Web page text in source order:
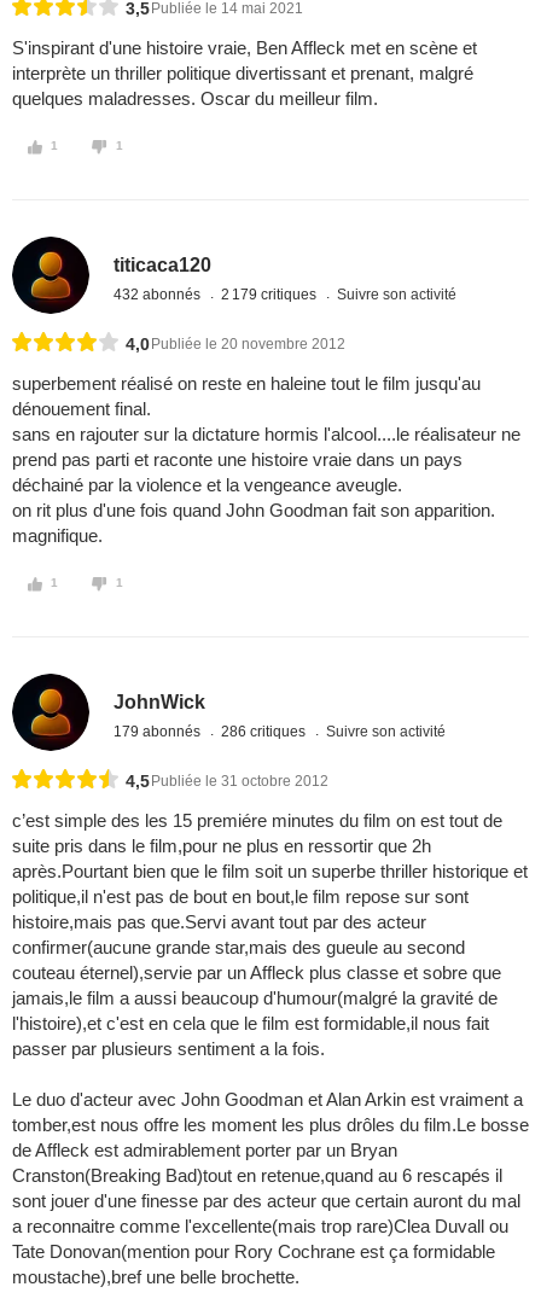
3,5 Publiée le 14 mai 2021
S'inspirant d'une histoire vraie, Ben Affleck met en scène et
interprète un thriller politique divertissant et prenant, malgré
quelques maladresses. Oscar du meilleur film.
1 1
titicaca120
432 abonnés 2 179 critiques Suivre son activité
4,0 Publiée le 20 novembre 2012
superbement réalisé on reste en haleine tout le film jusqu'au
dénouement final.
sans en rajouter sur la dictature hormis l'alcool....le réalisateur ne
prend pas parti et raconte une histoire vraie dans un pays
déchainé par la violence et la vengeance aveugle.
on rit plus d'une fois quand John Goodman fait son apparition.
magnifique.
1 1
JohnWick
179 abonnés 286 critiques Suivre son activité
4,5 Publiée le 31 octobre 2012
c’est simple des les 15 premiére minutes du film on est tout de
suite pris dans le film,pour ne plus en ressortir que 2h
après.Pourtant bien que le film soit un superbe thriller historique et
politique,il n'est pas de bout en bout,le film repose sur sont
histoire,mais pas que.Servi avant tout par des acteur
confirmer(aucune grande star,mais des gueule au second
couteau éternel),servie par un Affleck plus classe et sobre que
jamais,le film a aussi beaucoup d'humour(malgré la gravité de
l'histoire),et c'est en cela que le film est formidable,il nous fait
passer par plusieurs sentiment a la fois.
Le duo d'acteur avec John Goodman et Alan Arkin est vraiment a
tomber,est nous offre les moment les plus drôles du film.Le bosse
de Affleck est admirablement porter par un Bryan
Cranston(Breaking Bad)tout en retenue,quand au 6 rescapés il
sont jouer d'une finesse par des acteur que certain auront du mal
a reconnaitre comme l'excellente(mais trop rare)Clea Duvall ou
Tate Donovan(mention pour Rory Cochrane est ça formidable
moustache),bref une belle brochette.